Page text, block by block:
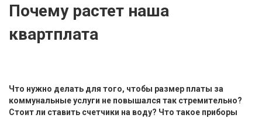
Почему растет наша
квартплата
Что нужно делать для того, чтобы размер платы за
коммунальные услуги не повышался так стремительно?
Стоит ли ставить счетчики на воду? Что такое приборы